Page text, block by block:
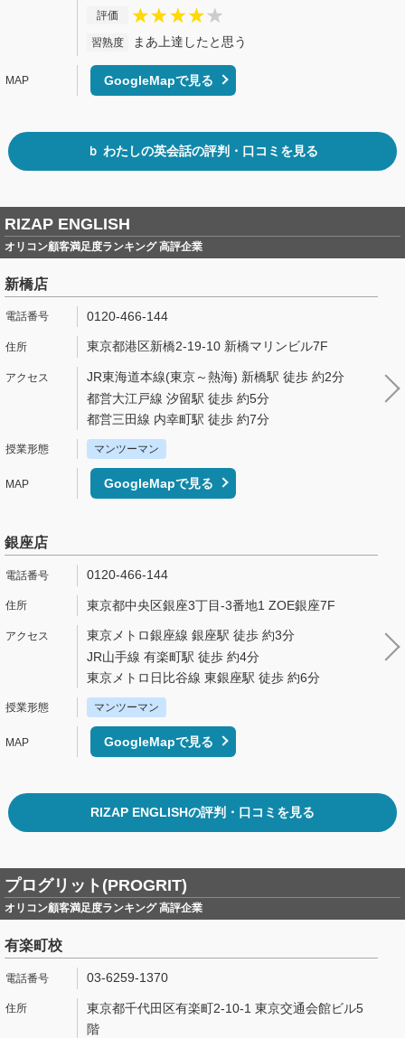
評価
習熟度 まあ上達したと思う
GoogleMapで見る
ｂ わたしの英会話の評判・口コミを見る
RIZAP ENGLISH
オリコン顧客満足度ランキング 高評企業
新橋店
0120-466-144
東京都港区新橋2-19-10 新橋マリンビル7F
JR東海道本線(東京～熱海) 新橋駅 徒歩 約2分
都営大江戸線 汐留駅 徒歩 約5分
都営三田線 内幸町駅 徒歩 約7分
マンツーマン
GoogleMapで見る
銀座店
0120-466-144
東京都中央区銀座3丁目-3番地1 ZOE銀座7F
東京メトロ銀座線 銀座駅 徒歩 約3分
JR山手線 有楽町駅 徒歩 約4分
東京メトロ日比谷線 東銀座駅 徒歩 約6分
マンツーマン
GoogleMapで見る
RIZAP ENGLISHの評判・口コミを見る
プログリット(PROGRIT)
オリコン顧客満足度ランキング 高評企業
有楽町校
03-6259-1370
東京都千代田区有楽町2-10-1 東京交通会館ビル5
階